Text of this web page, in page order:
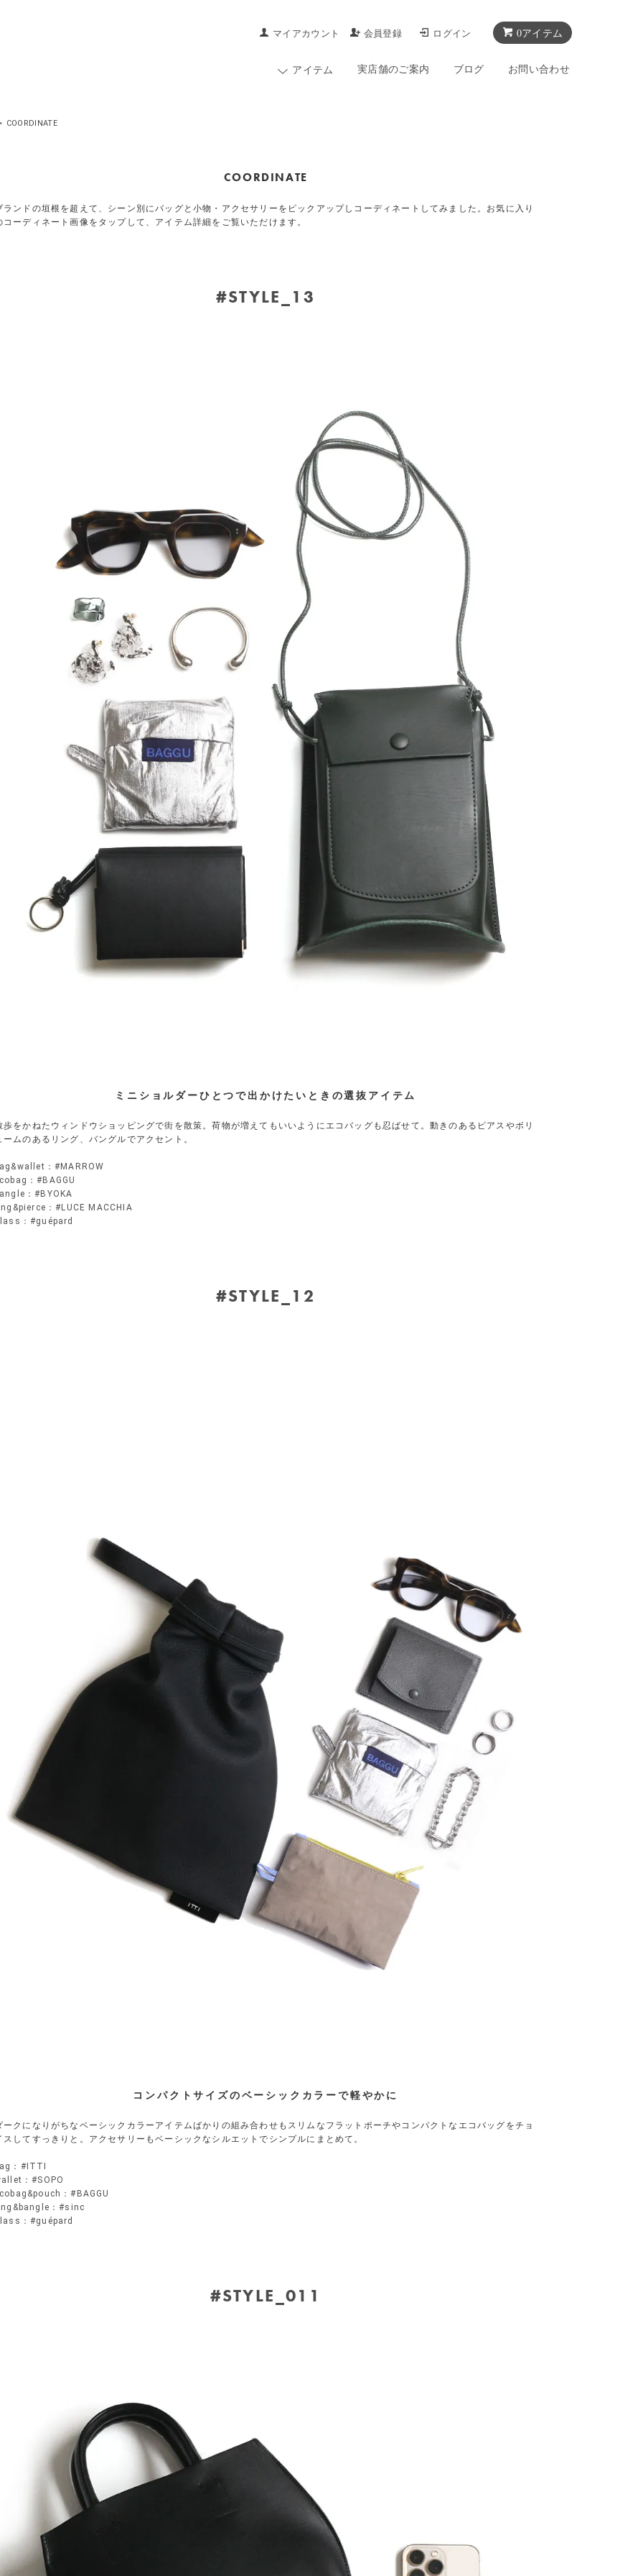
0アイテム
マイアカウント 会員登録 ログイン
アイテム 実店舗のご案内 ブログ お問い合わせ
COORDINATE
COORDINATE
ランドの垣根を超えて、シーン別にバッグと小物・アクセサリーをピックアップしコーディネートしてみました。お気に入り
コーディネート画像をタップして、アイテム詳細をご覧いただけます。
#STYLE_13
ミニショルダーひとつで出かけたいときの選抜アイテム
歩をかねたウィンドウショッピングで街を散策。荷物が増えてもいいようにエコバッグも忍ばせて。動きのあるピアスやボリ
ームのあるリング、バングルでアクセント。
：#MARROW
：#BAGGU
：#BYOKA
：#LUCE MACCHIA
：#guépard
#STYLE_12
コンパクトサイズのベーシックカラーで軽やかに
ークになりがちなベーシックカラーアイテムばかりの組み合わせもスリムなフラットポーチやコンパクトなエコバッグをチョ
スしてすっきりと。アクセサリーもベーシックなシルエットでシンプルにまとめて。
：#ITTI
：#SOPO
：#BAGGU
：#sinc
：#guépard
#STYLE_011